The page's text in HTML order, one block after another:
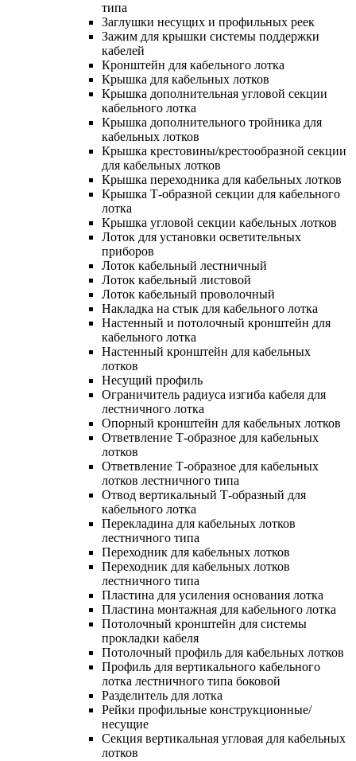
типа
Заглушки несущих и профильных реек
Зажим для крышки системы поддержки
кабелей
Кронштейн для кабельного лотка
Крышка для кабельных лотков
Крышка дополнительная угловой секции
кабельного лотка
Крышка дополнительного тройника для
кабельных лотков
Крышка крестовины/крестообразной секции
для кабельных лотков
Крышка переходника для кабельных лотков
Крышка Т-образной секции для кабельного
лотка
Крышка угловой секции кабельных лотков
Лоток для установки осветительных
приборов
Лоток кабельный лестничный
Лоток кабельный листовой
Лоток кабельный проволочный
Накладка на стык для кабельного лотка
Настенный и потолочный кронштейн для
кабельного лотка
Настенный кронштейн для кабельных
лотков
Несущий профиль
Ограничитель радиуса изгиба кабеля для
лестничного лотка
Опорный кронштейн для кабельных лотков
Ответвление Т-образное для кабельных
лотков
Ответвление Т-образное для кабельных
лотков лестничного типа
Отвод вертикальный Т-образный для
кабельного лотка
Перекладина для кабельных лотков
лестничного типа
Переходник для кабельных лотков
Переходник для кабельных лотков
лестничного типа
Пластина для усиления основания лотка
Пластина монтажная для кабельного лотка
Потолочный кронштейн для системы
прокладки кабеля
Потолочный профиль для кабельных лотков
Профиль для вертикального кабельного
лотка лестничного типа боковой
Разделитель для лотка
Рейки профильные конструкционные/
несущие
Секция вертикальная угловая для кабельных
лотков